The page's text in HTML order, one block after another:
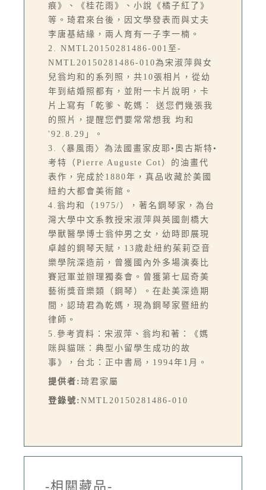
痕》、《桂花雨》、小說《橘子紅了》
等。琦君來台後，因文學發表而與丈夫
李唐基結緣，兩人育有一子李一楠。
2. NMTL20150281486-001至-
NMTL20150281486-010為宋淑萍與女
兒翁均和的系列照，共10張相片，從幼
年到結婚照都有，並附一卡片說明，卡
片上寫有「乾爹、乾媽： 送您們幾張我
的照片，提醒您們要常常想我 均和
'92.8.29」。
3.〈暴風雨〉為法國畫家皮耶•奧古斯特•
考特（Pierre Auguste Cot）的油畫代
表作，完成於1880年，真品收藏於美國
紐約大都會美術館。
4.翁均和（1975/），著名鋼琴家，為台
灣大學中文系教授宋淑萍與英國劍橋大
學獸醫學博士翁仲男之女，幼時即展現
卓越的鋼琴天賦，13歲赴紐約茱莉亞音
樂學院深造前，曾獲國內外多場演奏比
賽冠軍並辦理獨奏會。曾獲第七屆奇美
藝術獎音樂類（鋼琴）。在赴美深造期
間，認琦君為乾媽，現為鋼琴家暨紐約
律師。
5.參考資料：宋淑萍、翁均和著：《媽
咪與貓咪：典型小留學生成功的故
事》，台北：正中書局，1994年1月。
提供者: 琦君家屬
登錄號: NMTL20150281486-010
-相關藏品-